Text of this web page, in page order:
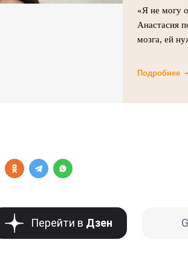
«Я не могу
Анастасия
мозга, ей
Подробнее
Перейти в Дзен